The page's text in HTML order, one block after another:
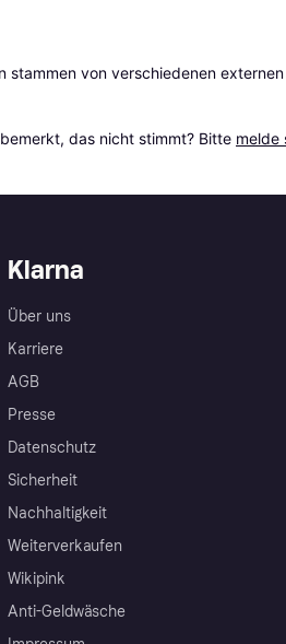
stammen von verschiedenen
das nicht stimmt? Bitte melde
Klarna
Über uns
Karriere
AGB
Presse
Datenschutz
Sicherheit
Nachhaltigkeit
Weiterverkaufen
Wikipink
Anti-Geldwäsche